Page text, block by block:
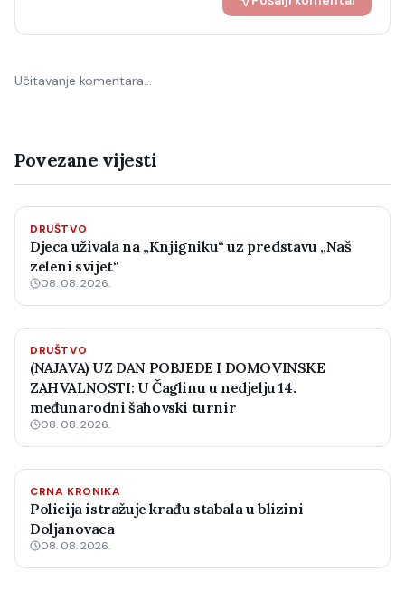
Učitavanje komentara…
Povezane vijesti
DRUŠTVO
Djeca uživala na „Knjigniku“ uz predstavu „Naš
zeleni svijet“
08. 08. 2026.
DRUŠTVO
(NAJAVA) UZ DAN POBJEDE I DOMOVINSKE
ZAHVALNOSTI: U Čaglinu u nedjelju 14.
međunarodni šahovski turnir
08. 08. 2026.
CRNA KRONIKA
Policija istražuje krađu stabala u blizini
Doljanovaca
08. 08. 2026.